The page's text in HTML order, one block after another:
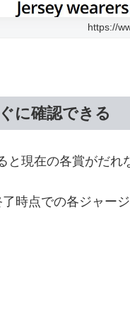
https://
に確認できる
と現在の各賞がだれ
時点での各ジャー